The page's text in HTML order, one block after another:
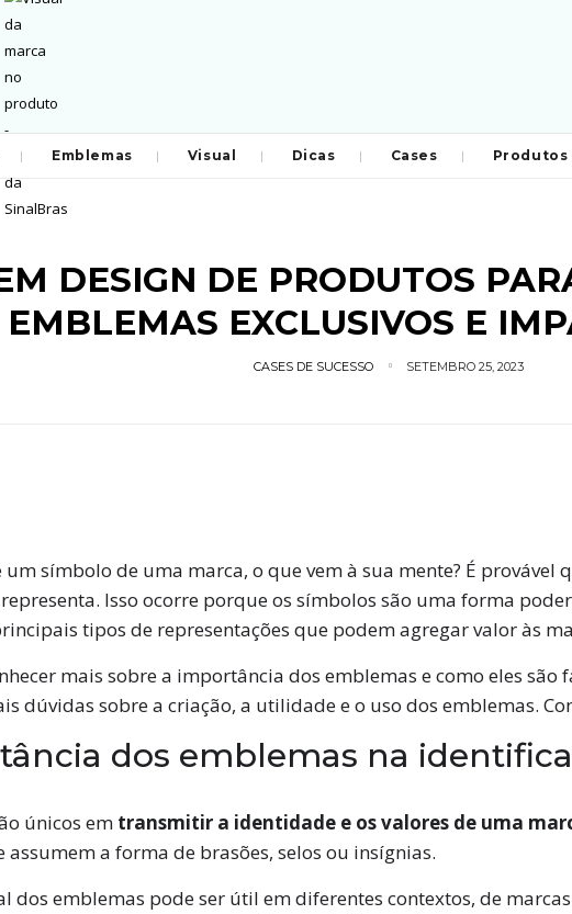
Emblemas Visual Dicas Cases Produtos
DESIGN DE PRODUTOS
EMBLEMAS EXCLUSIVOS E
CASES DE SUCESSO SETEMBRO 25, 2023
um símbolo de uma marca, o que vem à sua mente? É provável
Isso ocorre porque os símbolos são uma forma
tipos de representações que podem agregar valor às
mais sobre a importância dos emblemas e como eles
dúvidas sobre a criação, a utilidade e o uso dos emblemas.
dos emblemas na
únicos em transmitir a identidade e os valores de uma
a forma de brasões, selos ou insígnias.
dos emblemas pode ser útil em diferentes contextos, de